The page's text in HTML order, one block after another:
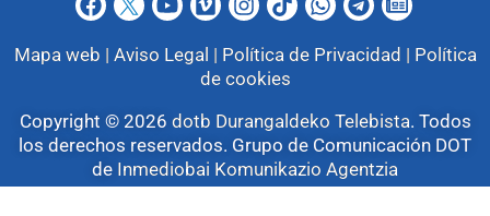
Mapa web | Aviso Legal | Política de Privacidad | Política
de cookies
Copyright © 2026 dotb Durangaldeko Telebista. Todos
los derechos reservados. Grupo de Comunicación DOT
de Inmediobai Komunikazio Agentzia